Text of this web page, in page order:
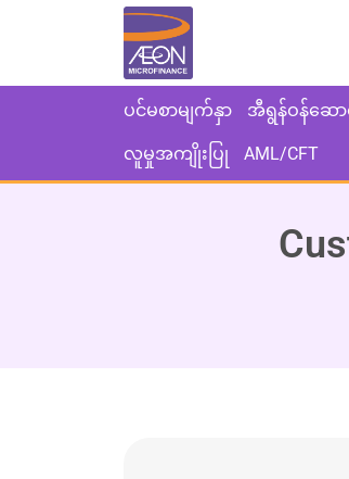
ပင်မစာမျက်နှာ အီရွန်ဝန်ဆော
လူမှုအကျိုးပြု AML/CFT